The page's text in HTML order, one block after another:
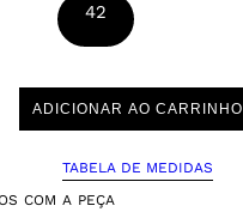
42
ADICIONAR AO CARRINHO
TABELA DE MEDIDAS
COM A PEÇA